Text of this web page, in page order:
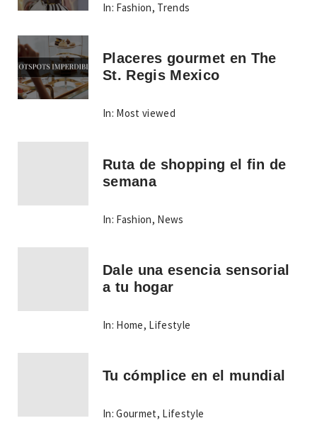
In: Fashion, Trends
Placeres gourmet en The
St. Regis Mexico
In: Most viewed
Ruta de shopping el fin de
semana
In: Fashion, News
Dale una esencia sensorial
a tu hogar
In: Home, Lifestyle
Tu cómplice en el mundial
In: Gourmet, Lifestyle